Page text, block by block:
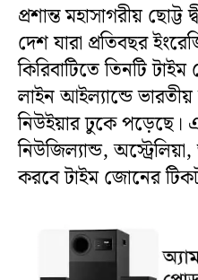
প্রশান্ত মহাসাগরীয় ছোট্ট
দেশ যারা প্রতিবছর
কিরিবাটিতে তিনটি
লাইন আইল্যান্ডে
নিউইয়ার ঢুকে পড়েছে।
নিউজিল্যান্ড,
করবে টাইম জোনের